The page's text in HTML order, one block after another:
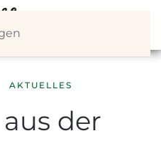
AKTUELLES
der